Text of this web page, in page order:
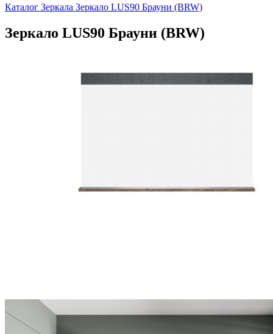
Каталог Зеркала Зеркало LUS90 Брауни (BRW)
Зеркало LUS90 Брауни (BRW)